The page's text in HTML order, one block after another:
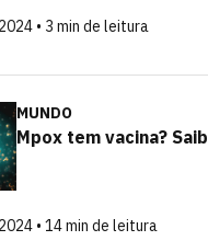
• 3 min de leitura
MUNDO
Mpox tem vacina?
• 14 min de leitura